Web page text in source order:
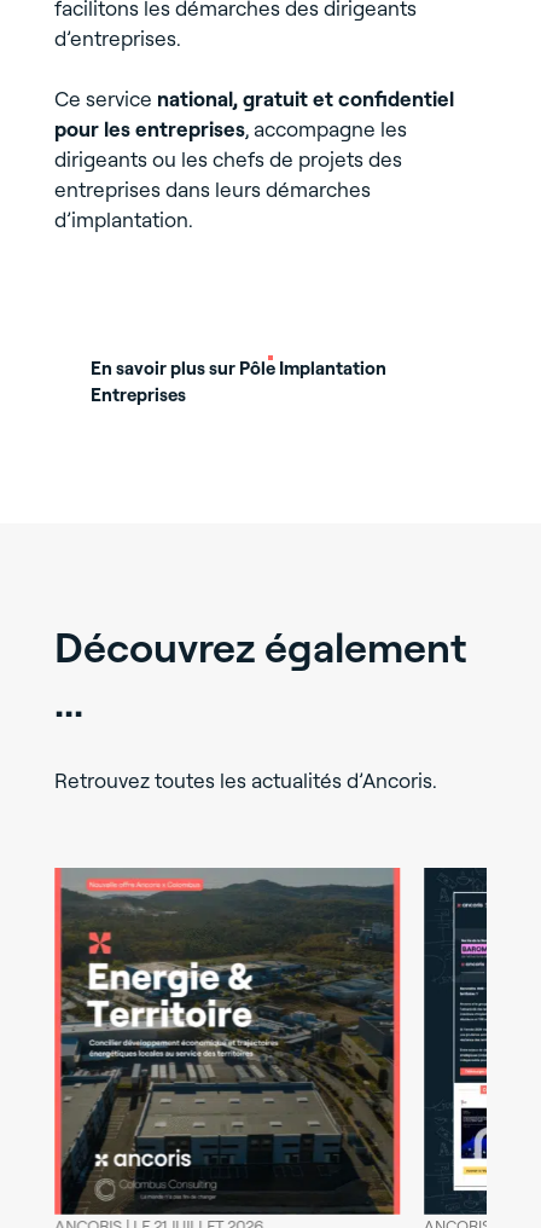
facilitons les démarches des dirigeants
d’entreprises.
Ce service national, gratuit et confidentiel
pour les entreprises, accompagne les
dirigeants ou les chefs de projets des
entreprises dans leurs démarches
d’implantation.
En savoir plus sur Pôle Implantation
Entreprises
Découvrez également
...
Retrouvez toutes les actualités d’Ancoris.